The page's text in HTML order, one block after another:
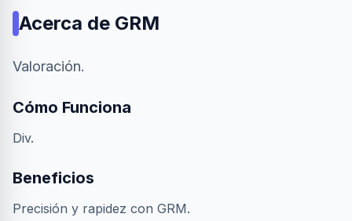
Acerca de GRM
Valoración.
Cómo Funciona
Div.
Beneficios
Precisión y rapidez con GRM.